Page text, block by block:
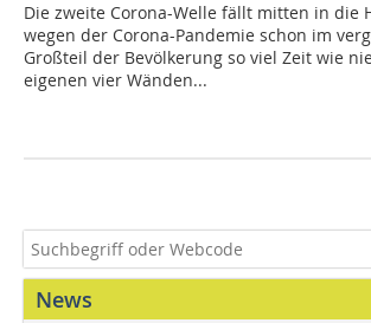
Die zweite Corona-Welle fällt mitten in die
wegen der Corona-Pandemie schon im
Großteil der Bevölkerung so viel Zeit wie
eigenen vier Wänden...
News